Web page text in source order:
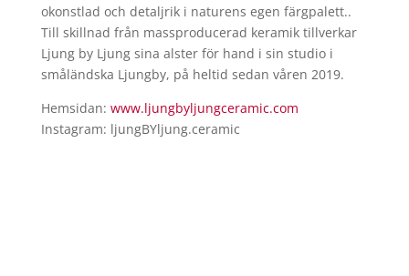
okonstlad och detaljrik i naturens egen färgpalett..
Till skillnad från massproducerad keramik tillverkar
Ljung by Ljung sina alster för hand i sin studio i
småländska Ljungby, på heltid sedan våren 2019.
Hemsidan: www.ljungbyljungceramic.com
Instagram: ljungBYljung.ceramic